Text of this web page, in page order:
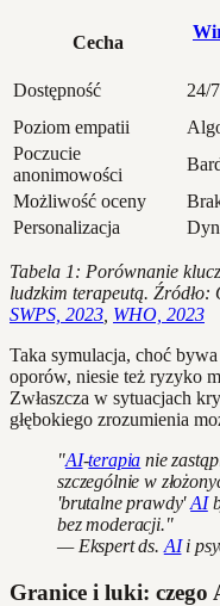
Cecha
Dostępność 24/7
Poziom empatii
Poczucie
anonimowości
Możliwość oceny
Personalizacja
Tabela 1: Porównanie
ludzkim terapeutą. Źródło:
SWPS, 2023 WHO, 2023
Taka symulacja, choć
oporów, niesie też ryzyko
Zwłaszcza w sytuacjach
głębokiego zrozumienia
"AI-terapia nie
szczególnie w
'brutalne prawdy'AI
bez moderacji."
— Ekspert ds. AIi
Granice i luki: czego